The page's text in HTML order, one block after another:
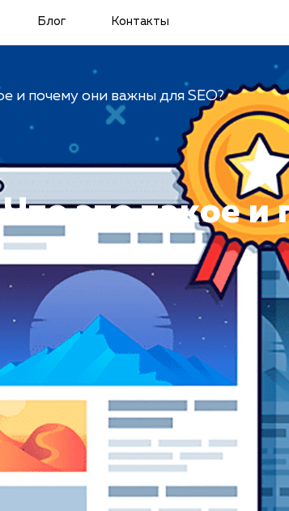
Блог Контакты
и почему они важны для SEO?
это такое и